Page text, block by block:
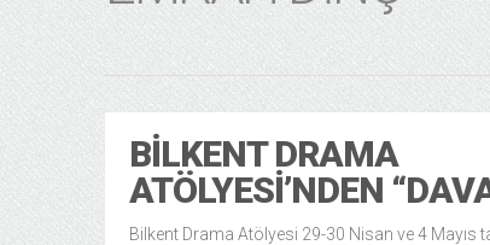
BILKENT DRAMA
ATÖLYESI’NDEN
Bilkent Drama Atölyesi 29-30 Nisan ve 4 Mayıs